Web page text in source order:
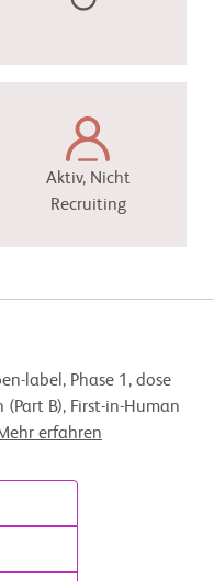
Aktiv, Nicht
Recruiting
label, Phase 1, dose
B), First-in-Human
erfahren